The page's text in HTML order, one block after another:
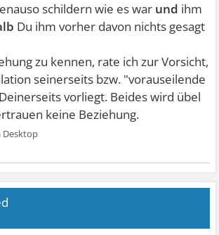
schildern wie es war und ihm
Du ihm vorher davon nichts gesagt
zu kennen, rate ich zur Vorsicht,
seinerseits bzw. "vorauseilende
vorliegt. Beides wird übel
keine Beziehung.